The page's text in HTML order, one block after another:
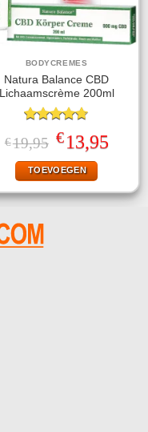
BODYCREMES
Natura Balance CBD
Lichaamscrème 200ml
Gewaardeerd
4.67uit 5
€19,95 Oorspronkelijke
prijs
was:
€19,95.
€13,95Huidige
prijs
TOEVOEGEN